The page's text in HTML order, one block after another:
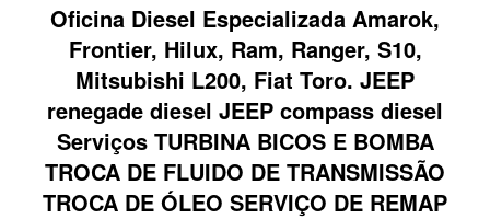
Oficina Diesel Especializada Amarok,
Frontier, Hilux, Ram, Ranger, S10,
Mitsubishi L200, Fiat Toro. JEEP
renegade diesel JEEP compass diesel
Serviços TURBINA BICOS E BOMBA
TROCA DE FLUIDO DE TRANSMISSÃO
TROCA DE ÓLEO SERVIÇO DE REMAP